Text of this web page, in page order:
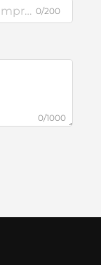
0/200
0/1000